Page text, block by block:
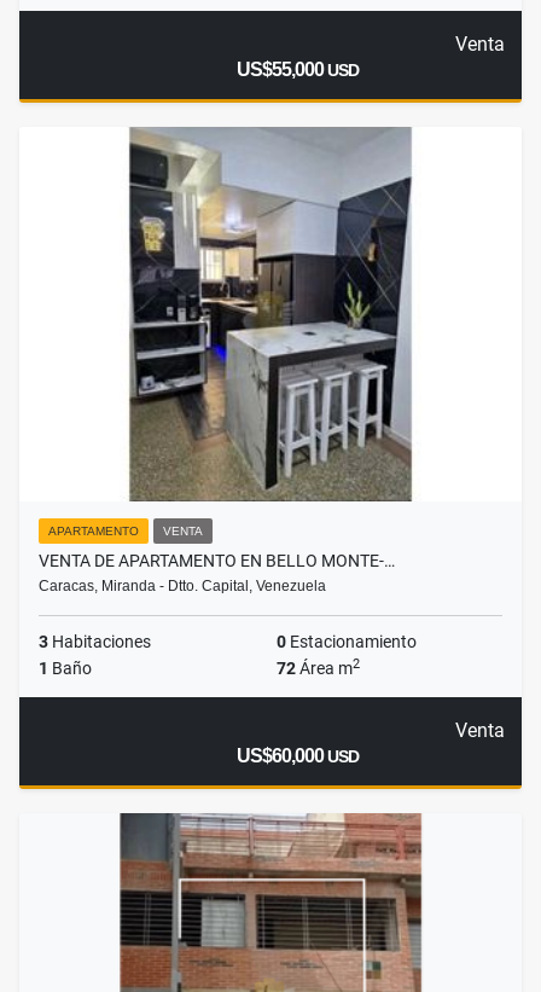
Venta
US$55,000USD
APARTAMENTO VENTA
VENTA DE APARTAMENTO EN BELLO MONTE-…
Caracas, Miranda - Dtto. Capital, Venezuela
3 Habitaciones 0 Estacionamiento
1 Baño 72Área m2
Venta
US$60,000USD